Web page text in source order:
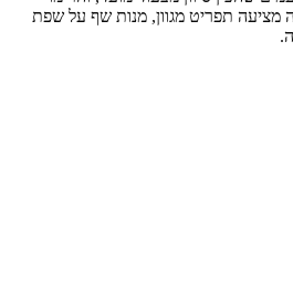
תפריט מגוון, מנות שף על שפת